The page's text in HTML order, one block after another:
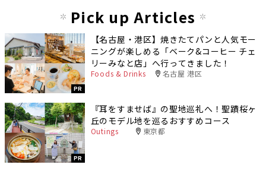
Pick up Articles
PR
【名古屋・港区】焼きたてパンと人気モー
ニングが楽しめる「ベーク&コーヒー チェ
リーみなと店」へ行ってきました！
Foods & Drinks 名古屋 港区
PR
『耳をすませば』の聖地巡礼へ！聖蹟桜ヶ
丘のモデル地を巡るおすすめコース
Outings 東京都